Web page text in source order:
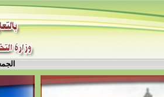
الجمعة، 7 أغسطس 2026، 4:13:30 ص